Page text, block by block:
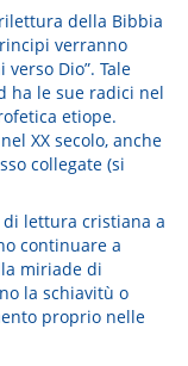
della Bibbia
verranno
verso Dio”. Tale
ha le sue radici nel
etiope.
XX secolo, anche
collegate (si
di lettura cristiana a
continuare a
miriade di
la schiavitù o
proprio nelle